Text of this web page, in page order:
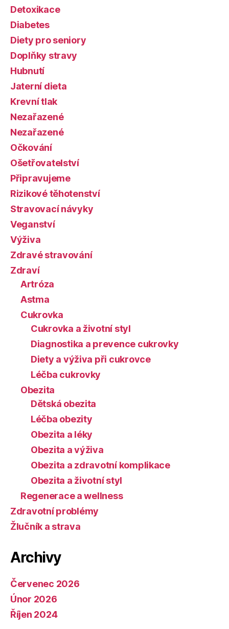
Detoxikace
Diabetes
Diety pro seniory
Doplňky stravy
Hubnutí
Jaterní dieta
Krevní tlak
Nezařazené
Nezařazené
Očkování
Ošetřovatelství
Připravujeme
Rizikové těhotenství
Stravovací návyky
Veganství
Výživa
Zdravé stravování
Zdraví
Artróza
Astma
Cukrovka
Cukrovka a životní styl
Diagnostika a prevence cukrovky
Diety a výživa při cukrovce
Léčba cukrovky
Obezita
Dětská obezita
Léčba obezity
Obezita a léky
Obezita a výživa
Obezita a zdravotní komplikace
Obezita a životní styl
Regenerace a wellness
Zdravotní problémy
Žlučník a strava
Archivy
Červenec 2026
Únor 2026
Říjen 2024